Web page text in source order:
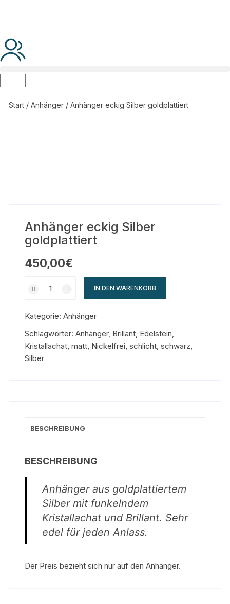
Start /Anhänger / Anhänger eckig Silber goldplattiert
Anhänger eckig Silber
goldplattiert
450,00€
IN DEN WARENKORB
Kategorie:Anhänger
Schlagwörter:Anhänger, Brillant, Edelstein,
Kristallachat,matt, Nickelfrei,schlicht,schwarz,
Silber
BESCHREIBUNG
BESCHREIBUNG
Anhänger aus goldplattiertem
Silber mit funkelndem
Kristallachat und Brillant. Sehr
edel für jeden Anlass.
Der Preis bezieht sich nur auf den Anhänger.